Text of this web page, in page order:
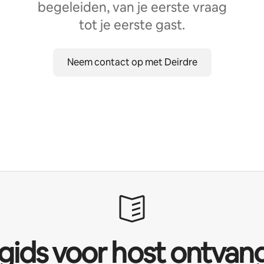
begeleiden, van je eerste vraag
tot je eerste gast.
Neem contact op met Deirdre
voor host